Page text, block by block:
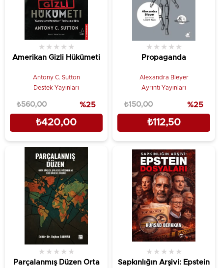
Amerikan Gizli Hükümeti
★ ★ ★ ★ ★
Antony C. Sutton
Destek Yayınları
₺420,00
₺560,00 %25
Propaganda
★ ★ ★ ★ ★
Alexandra Bleyer
Ayrıntı Yayınları
₺112,50
₺150,00 %25
Parçalanmış Düzen Orta
★ ★ ★ ★ ★
Sapkınlığın Arşivi: Epstein
★ ★ ★ ★ ★